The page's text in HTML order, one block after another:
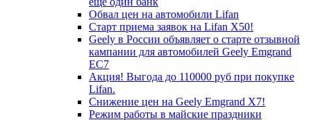
Обвал цен на автомобили Lifan
Старт приема заявок на Lifan X50!
Geely в России объявляет о старте отзывной
кампании для автомобилей Geely Emgrand
EC7
Акция! Выгода до 110000 руб при покупке
Lifan.
Снижение цен на Geely Emgrand X7!
Режим работы в майские праздники